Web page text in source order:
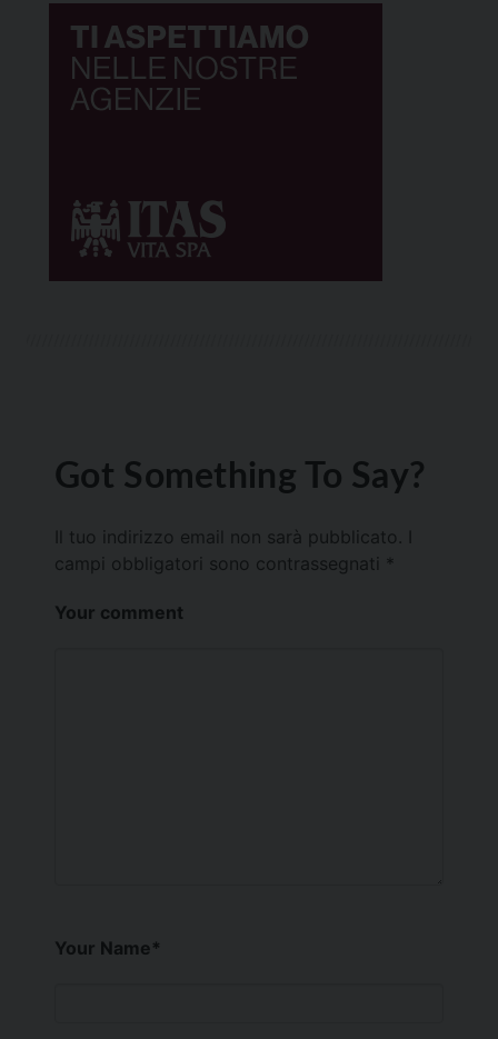
Got Something To Say?
Il tuo indirizzo email non sarà pubblicato.
campi obbligatori sono contrassegnati *
Your comment
Your Name*